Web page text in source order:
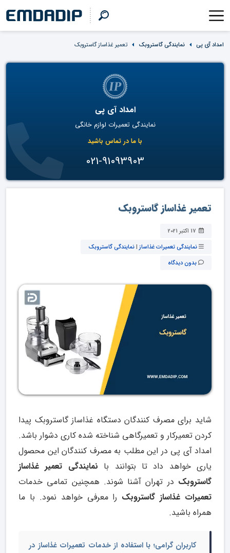
امداد آی پی نمایندگی گاستروبک تعمیر غذاساز گاستروبک
امداد آی پی
نمایندگی تعمیرات لوازم خانگی
با ما در تماس باشید
021-91093903
تعمیر غذاساز گاستروبک
نمایندگی تعمیرات غذاساز |نمایندگی گاستروبک
بدون دیدگاه
شاید برای مصرف کنندگان دستگاه غذاساز گاستروبک پیدا
کردن تعمیرکار و تعمیرگاهی شناخته شده کاری دشوار باشد.
امداد آی پی در این مطلب به مصرف کنندگان این محصول
یاری خواهد داد تا بتوانند با نمایندگی تعمیر غذاساز
گاستروبک در تهران آشنا شوند. همچنین تمامی خدمات
تعمیرات غذاساز گاستروبک را معرفی خواهد نمود. با ما
همراه باشید.
کاربران گرامی؛ با استفاده از خدمات تعمیرات غذاساز در